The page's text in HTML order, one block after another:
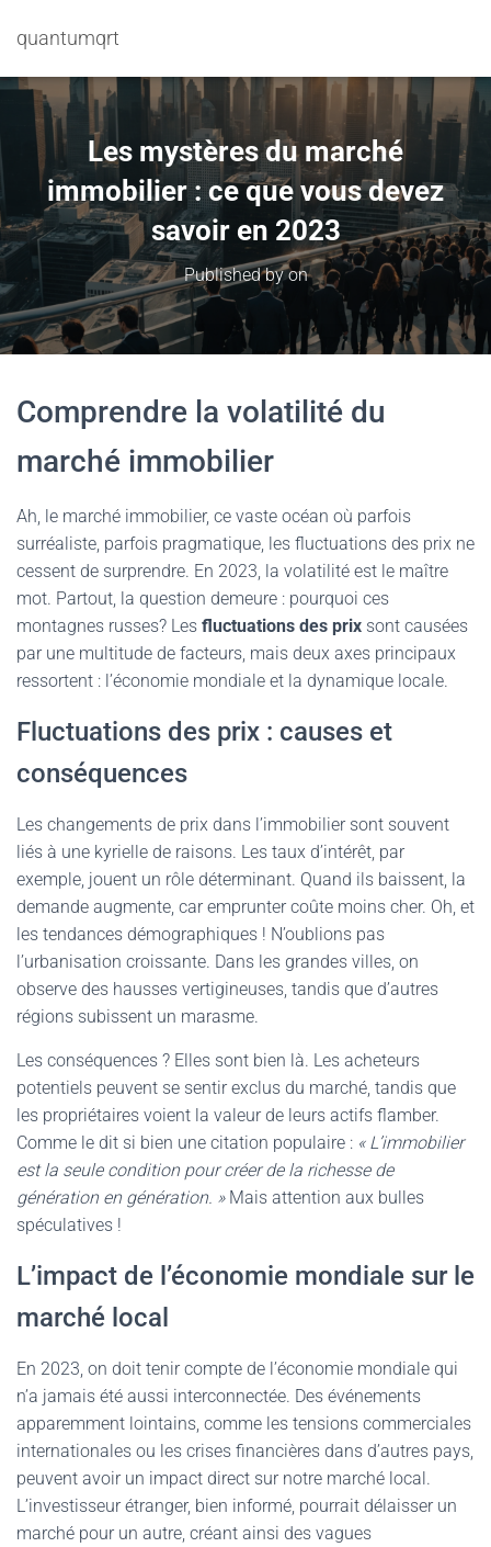
quantumqrt
Les mystères du marché
immobilier : ce que vous devez
savoir en 2023
Published byon
Comprendre la volatilité du
marché immobilier
Ah, le marché immobilier, ce vaste océan où parfois
surréaliste, parfois pragmatique, les fluctuations des prix ne
cessent de surprendre. En 2023, la volatilité est le maître
mot. Partout, la question demeure : pourquoi ces
montagnes russes? Les fluctuations des prix sont causées
par une multitude de facteurs, mais deux axes principaux
ressortent : l’économie mondiale et la dynamique locale.
Fluctuations des prix : causes et
conséquences
Les changements de prix dans l’immobilier sont souvent
liés à une kyrielle de raisons. Les taux d’intérêt, par
exemple, jouent un rôle déterminant. Quand ils baissent, la
demande augmente, car emprunter coûte moins cher. Oh, et
les tendances démographiques ! N’oublions pas
l’urbanisation croissante. Dans les grandes villes, on
observe des hausses vertigineuses, tandis que d’autres
régions subissent un marasme.
Les conséquences ? Elles sont bien là. Les acheteurs
potentiels peuvent se sentir exclus du marché, tandis que
les propriétaires voient la valeur de leurs actifs flamber.
Comme le dit si bien une citation populaire : « L’immobilier
est la seule condition pour créer de la richesse de
génération en génération. »Mais attention aux bulles
spéculatives !
L’impact de l’économie mondiale sur le
marché local
En 2023, on doit tenir compte de l’économie mondiale qui
n’a jamais été aussi interconnectée. Des événements
apparemment lointains, comme les tensions commerciales
internationales ou les crises financières dans d’autres pays,
peuvent avoir un impact direct sur notre marché local.
L’investisseur étranger, bien informé, pourrait délaisser un
marché pour un autre, créant ainsi des vagues